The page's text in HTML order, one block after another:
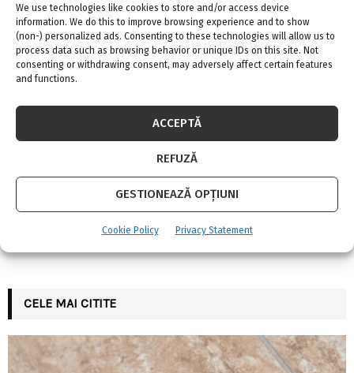
We use technologies like cookies to store and/or access device
information. We do this to improve browsing experience and to show
(non-) personalized ads. Consenting to these technologies will allow us to
process data such as browsing behavior or unique IDs on this site. Not
consenting or withdrawing consent, may adversely affect certain features
and functions.
ACCEPTĂ
REFUZĂ
GESTIONEAZĂ OPȚIUNI
Cookie Policy Privacy Statement
E
A
SOCIAL MEDIA
FII LA CURENT CU NOUTATILE
INSTAGRAM
CELE MAI CITITE